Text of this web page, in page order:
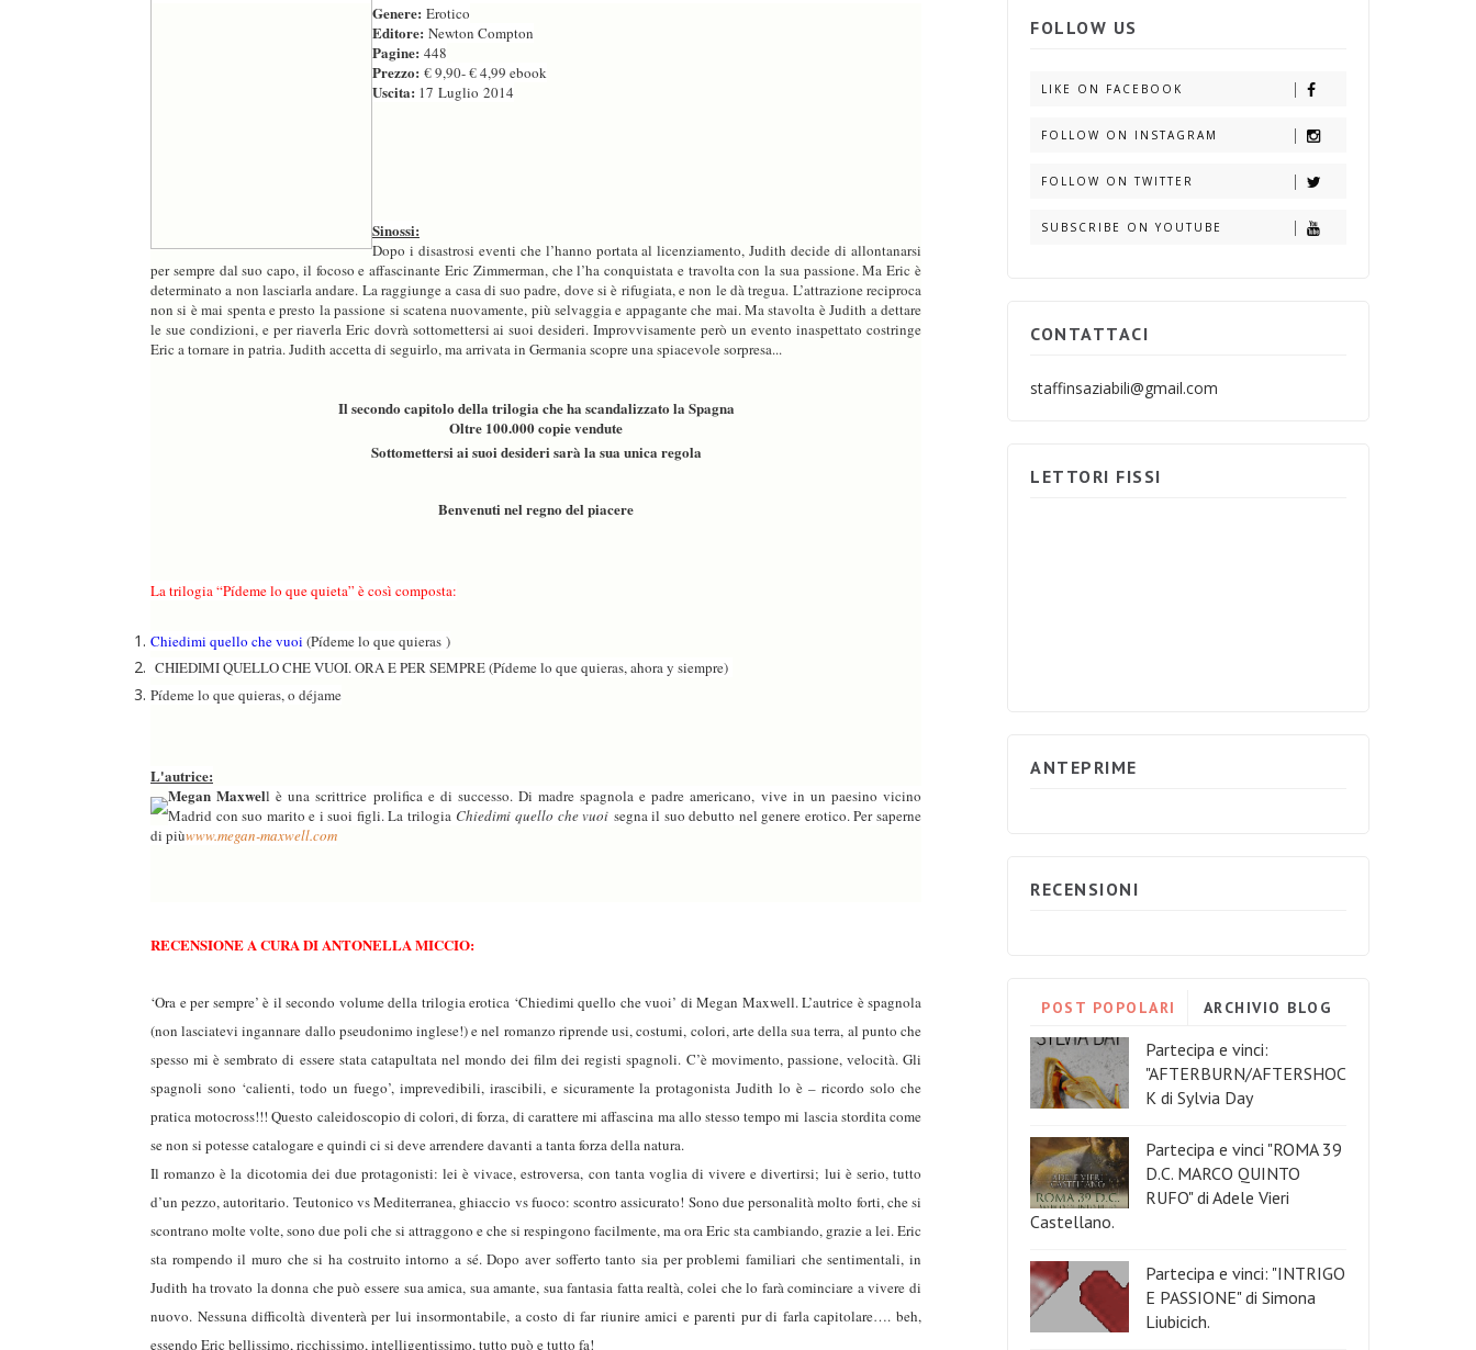
Genere: Erotico
Editore: Newton Compton
Pagine: 448
Prezzo: € 9,90- € 4,99 ebook
Uscita: 17 Luglio 2014
Sinossi:
Dopo i disastrosi eventi che l’hanno portata al licenziamento, Judith decide di allontanarsi
per sempre dal suo capo, il focoso e affascinante Eric Zimmerman, che l’ha conquistata e travolta con la sua passione. Ma Eric è
determinato a non lasciarla andare. La raggiunge a casa di suo padre, dove si è rifugiata, e non le dà tregua. L’attrazione reciproca
non si è mai spenta e presto la passione si scatena nuovamente, più selvaggia e appagante che mai. Ma stavolta è Judith a dettare
le sue condizioni, e per riaverla Eric dovrà sottomettersi ai suoi desideri. Improvvisamente però un evento inaspettato costringe
Eric a tornare in patria. Judith accetta di seguirlo, ma arrivata in Germania scopre una spiacevole sorpresa...
Il secondo capitolo della trilogia che ha scandalizzato la Spagna
Oltre 100.000 copie vendute
Sottomettersi ai suoi desideri sarà la sua unica regola
Benvenuti nel regno del piacere
La trilogia “Pídeme lo que quieta” è così composta:
Chiedimi quello che vuoi (Pídeme lo que quieras )
CHIEDIMI QUELLO CHE VUOI. ORA E PER SEMPRE (Pídeme lo que quieras, ahora y siempre)
Pídeme lo que quieras, o déjame
L'autrice:
Megan Maxwell è una scrittrice prolifica e di successo. Di madre spagnola e padre americano, vive in un paesino vicino
Madrid con suo marito e i suoi figli. La trilogia Chiedimi quello che vuoi segna il suo debutto nel genere erotico. Per saperne
di piùwww.megan-maxwell.com
RECENSIONE A CURA DI ANTONELLA MICCIO:
‘Ora e per sempre’ è il secondo volume della trilogia erotica ‘Chiedimi quello che vuoi’ di Megan Maxwell. L’autrice è spagnola
(non lasciatevi ingannare dallo pseudonimo inglese!) e nel romanzo riprende usi, costumi, colori, arte della sua terra, al punto che
spesso mi è sembrato di essere stata catapultata nel mondo dei film dei registi spagnoli. C’è movimento, passione, velocità. Gli
spagnoli sono ‘calienti, todo un fuego’, imprevedibili, irascibili, e sicuramente la protagonista Judith lo è – ricordo solo che
pratica motocross!!! Questo caleidoscopio di colori, di forza, di carattere mi affascina ma allo stesso tempo mi lascia stordita come
se non si potesse catalogare e quindi ci si deve arrendere davanti a tanta forza della natura.
Il romanzo è la dicotomia dei due protagonisti: lei è vivace, estroversa, con tanta voglia di vivere e divertirsi; lui è serio, tutto
d’un pezzo, autoritario. Teutonico vs Mediterranea, ghiaccio vs fuoco: scontro assicurato! Sono due personalità molto forti, che si
scontrano molte volte, sono due poli che si attraggono e che si respingono facilmente, ma ora Eric sta cambiando, grazie a lei. Eric
sta rompendo il muro che si ha costruito intorno a sé. Dopo aver sofferto tanto sia per problemi familiari che sentimentali, in
Judith ha trovato la donna che può essere sua amica, sua amante, sua fantasia fatta realtà, colei che lo farà cominciare a vivere di
nuovo. Nessuna difficoltà diventerà per lui insormontabile, a costo di far riunire amici e parenti pur di farla capitolare…. beh,
essendo Eric bellissimo, ricchissimo, intelligentissimo, tutto può e tutto fa!
FOLLOW US
LIKE ON FACEBOOK
FOLLOW ON INSTAGRAM
FOLLOW ON TWITTER
SUBSCRIBE ON YOUTUBE
CONTATTACI
staffinsaziabili@gmail.com
LETTORI FISSI
ANTEPRIME
RECENSIONI
POST POPOLARI ARCHIVIO BLOG
Partecipa e vinci:
"AFTERBURN/AFTERSHOC
K di Sylvia Day
Partecipa e vinci "ROMA 39
D.C. MARCO QUINTO
RUFO" di Adele Vieri
Castellano.
Partecipa e vinci: "INTRIGO
E PASSIONE" di Simona
Liubicich.